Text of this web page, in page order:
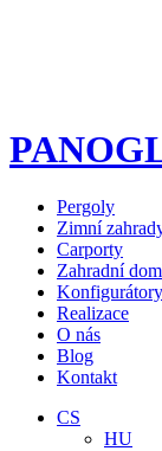
Pergoly
Zimní
Carporty
Zahradní
Konfigurátory
Realizace
O nás
Blog
Kontakt
CS
HU